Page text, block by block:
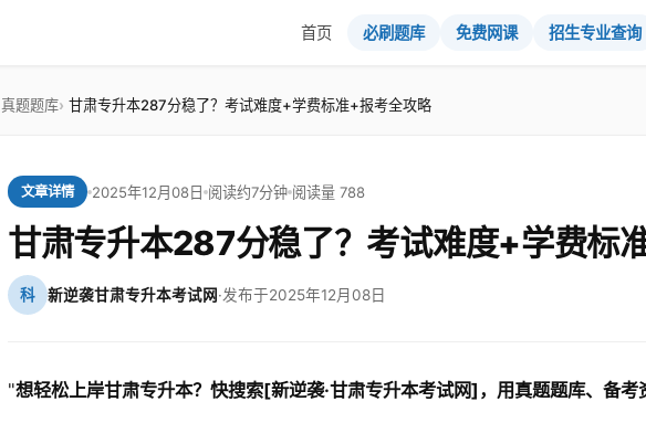
首页 必刷题库 免费网课 招生专业查询
真题题库 甘肃专升本287分稳了？考试难度+学费标准+报考全攻略
文章详情 2025年12月08日 阅读约7分钟 阅读量 788
甘肃专升本287分稳了？考试难度+学费标
科 新逆袭甘肃专升本考试网·发布于2025年12月08日
"想轻松上岸甘肃专升本？快搜索[新逆袭·甘肃专升本考试网]，用真题题库、备考